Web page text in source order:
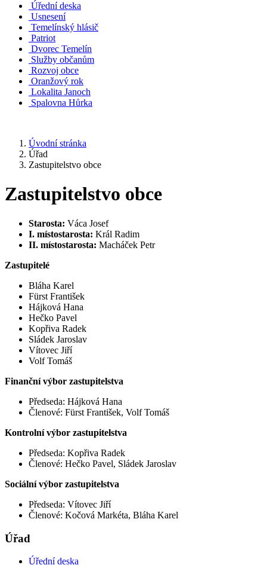
Úřední deska
Usnesení
Temelínský hlásič
Patriot
Dvorec Temelín
Služby občanům
Rozvoj obce
Oranžový rok
Lokalita Janoch
Spalovna Hůrka
Úvodní stránka
Úřad
Zastupitelstvo obce
Zastupitelstvo obce
Starosta: Váca Josef
I. místostarosta: Král Radim
II. místostarosta: Macháček Petr
Zastupitelé
Bláha Karel
Fürst František
Hájková Hana
Hečko Pavel
Kopřiva Radek
Sládek Jaroslav
Vítovec Jiří
Volf Tomáš
Finanční výbor zastupitelstva
Předseda: Hájková Hana
Členové: Fürst František, Volf Tomáš
Kontrolní výbor zastupitelstva
Předseda: Kopřiva Radek
Členové: Hečko Pavel, Sládek Jaroslav
Sociální výbor zastupitelstva
Předseda: Vítovec Jiří
Členové: Kočová Markéta, Bláha Karel
Úřad
Úřední deska